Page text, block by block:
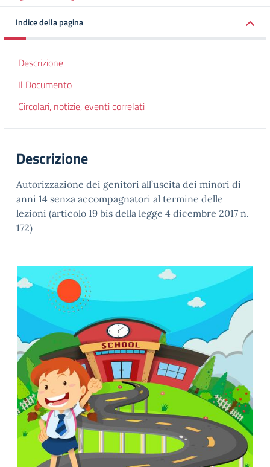
Indice della pagina
Descrizione
Il Documento
Circolari, notizie, eventi correlati
Descrizione
Autorizzazione dei genitori all’uscita dei minori di
anni 14 senza accompagnatori al termine delle
lezioni (articolo 19 bis della legge 4 dicembre 2017 n.
172)